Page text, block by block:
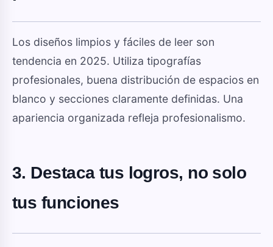
Los diseños limpios y fáciles de leer son
tendencia en 2025. Utiliza tipografías
profesionales, buena distribución de espacios en
blanco y secciones claramente definidas. Una
apariencia organizada refleja profesionalismo.
3. Destaca tus logros, no solo
tus funciones